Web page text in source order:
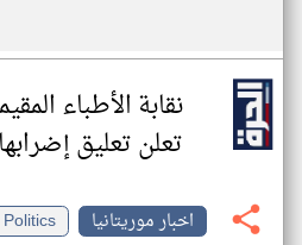
نقابة الأطباء
تعلن تعليق إضرابها
اخبار موريتانيا
Politics